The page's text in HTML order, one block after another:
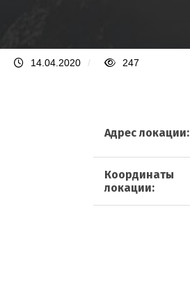
14.04.2020 / 247
Адрес локации:
Координаты
локации: